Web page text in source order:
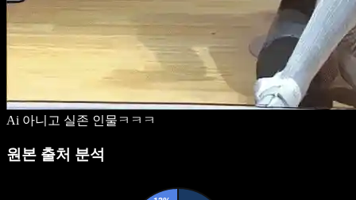
Ai 아니고 실존 인물ㅋㅋㅋ
원본 출처 분석